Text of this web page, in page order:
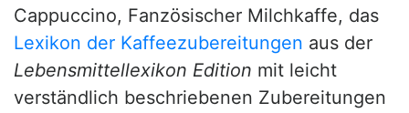
Cappuccino, Fanzösischer Milchkaffe, das
Lexikon der Kaffeezubereitungen aus der
Lebensmittellexikon Edition mit leicht
verständlich beschriebenen Zubereitungen